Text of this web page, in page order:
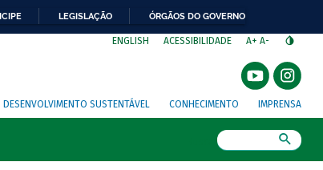
LEGISLAÇÃO ÓRGÃOS DO GOVERNO
ENGLISH ACESSIBILIDADE A+ A-
DESENVOLVIMENTO SUSTENTÁVEL CONHECIMENTO IMPRENSA